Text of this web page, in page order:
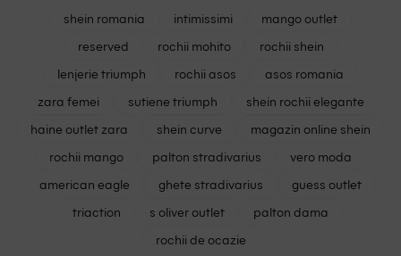
shein romania intimissimi
mango outlet
reserved
rochii mohito
rochii shein
lenjerie triumph
rochii asos
asos romania
zara femei
sutiene triumph
shein rochii elegante
haine outlet zara
shein curve
magazin online shein
rochii mango
palton stradivarius
vero moda
american eagle
ghete stradivarius
guess outlet
triaction
s oliver outlet
palton dama
rochii de ocazie